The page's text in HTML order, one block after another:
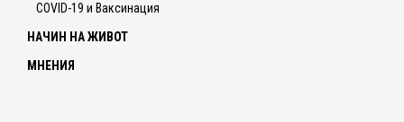
COVID-19 и Ваксинация
НАЧИН НА ЖИВОТ
МНЕНИЯ